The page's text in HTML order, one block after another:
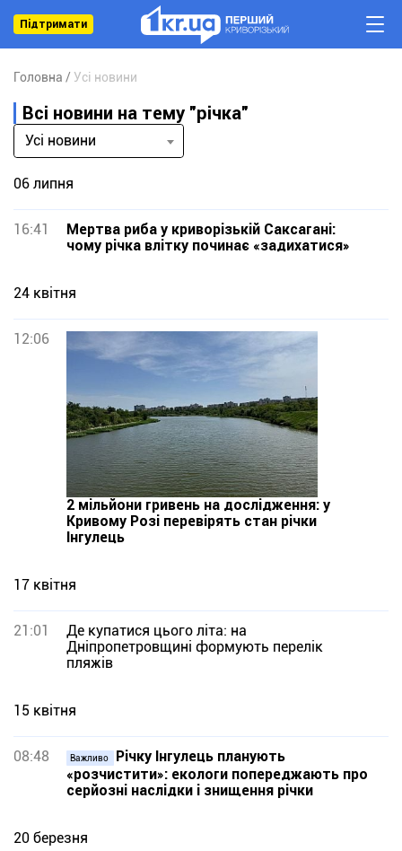
Підтримати
Головна Усі новини
Всі новини на тему "річка"
Усі новини
06 липня
16:41
Мертва риба у криворізькій Саксагані:
чому річка влітку починає «задихатися»
24 квітня
12:06
2 мільйони гривень на дослідження: у
Кривому Розі перевірять стан річки
Інгулець
17 квітня
21:01
Де купатися цього літа: на
Дніпропетровщині формують перелік
пляжів
15 квітня
08:48 Важливо
Річку Інгулець планують
«розчистити»: екологи попереджають про
серйозні наслідки і знищення річки
20 березня